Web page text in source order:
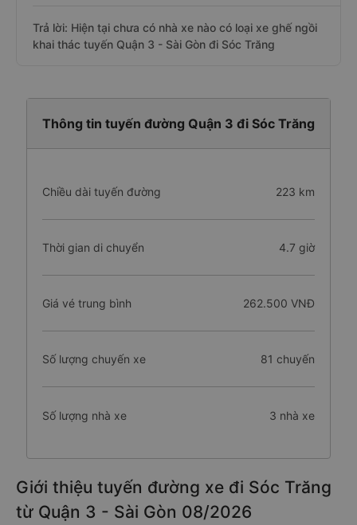
Trả lời: Hiện tại chưa có nhà xe nào có loại xe ghế ngồi
khai thác tuyến Quận 3 - Sài Gòn đi Sóc Trăng
Thông tin tuyến đường Quận 3 đi Sóc Trăng
Chiều dài tuyến đường 223 km
Thời gian di chuyển 4.7 giờ
Giá vé trung bình 262.500 VNĐ
Số lượng chuyến xe 81 chuyến
Số lượng nhà xe 3 nhà xe
Giới thiệu tuyến đường xe đi Sóc Trăng
từ Quận 3 - Sài Gòn 08/2026